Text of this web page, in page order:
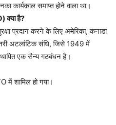
कार्यकाल समाप्त होने वाला था।
क्या है?
प्रदान करने के लिए अमेरिका, कनाडा
अटलांटिक संधि, जिसे 1949 में
एक सैन्य गठबंधन है।
में शामिल हो गया।